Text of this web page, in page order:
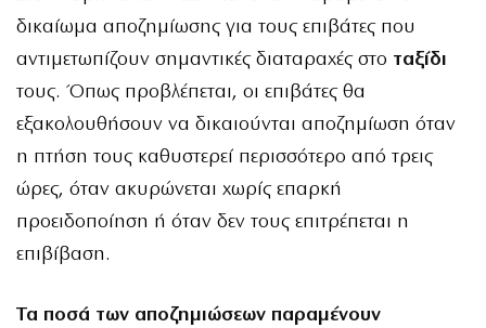
δικαίωμα αποζημίωσης για τους επιβάτες που
αντιμετωπίζουν σημαντικές διαταραχές στο ταξίδι
τους. Όπως προβλέπεται, οι επιβάτες θα
εξακολουθήσουν να δικαιούνται αποζημίωση όταν
η πτήση τους καθυστερεί περισσότερο από τρεις
ώρες, όταν ακυρώνεται χωρίς επαρκή
προειδοποίηση ή όταν δεν τους επιτρέπεται η
επιβίβαση.
Τα ποσά των αποζημιώσεων παραμένουν